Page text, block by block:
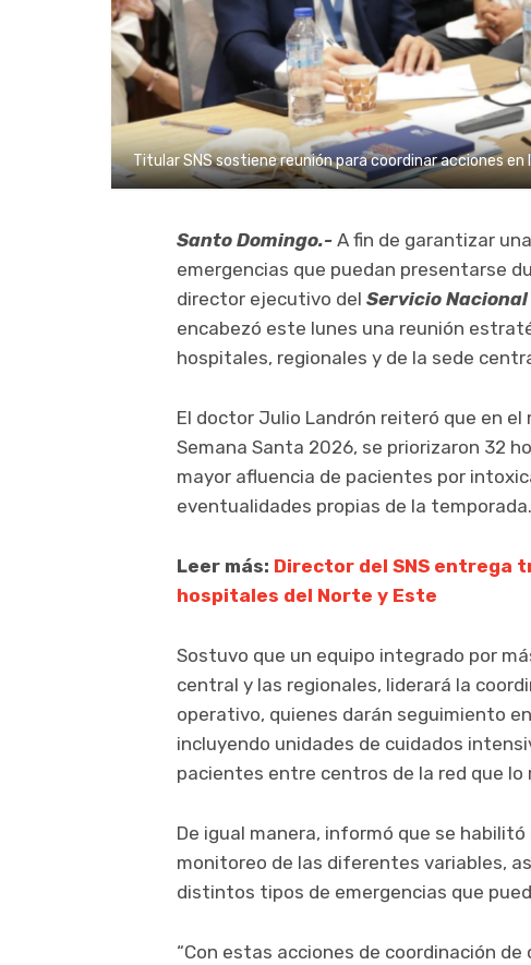
Titular SNS sostiene reunión para coordinar acciones
Santo Domingo.- A fin de garantizar
emergencias que puedan presentarse
director ejecutivo del Servicio
encabezó este lunes una reunión
hospitales, regionales y de la sede
El doctor Julio Landrón reiteró que en el
Semana Santa 2026, se priorizaron 32
mayor afluencia de pacientes por
eventualidades propias de la temporada.
Leer más: Director del SNS entrega
hospitales del Norte y Este
Sostuvo que un equipo integrado por
central y las regionales, liderará la
operativo, quienes darán seguimiento
incluyendo unidades de cuidados
pacientes entre centros de la red que lo
De igual manera, informó que se
monitoreo de las diferentes variables,
distintos tipos de emergencias que
“Con estas acciones de coordinación